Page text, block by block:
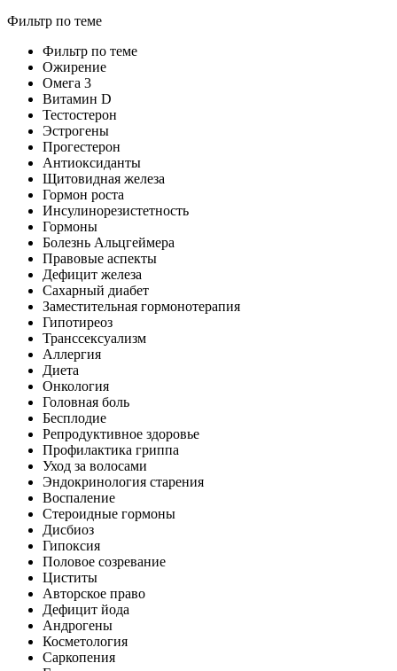
Фильтр по теме
Фильтр по теме
Ожирение
Омега 3
Витамин D
Тестостерон
Эстрогены
Прогестерон
Антиоксиданты
Щитовидная железа
Гормон роста
Инсулинорезистетность
Гормоны
Болезнь Альцгеймера
Правовые аспекты
Дефицит железа
Сахарный диабет
Заместительная гормонотерапия
Гипотиреоз
Транссексуализм
Аллергия
Диета
Онкология
Головная боль
Бесплодие
Репродуктивное здоровье
Профилактика гриппа
Уход за волосами
Эндокринология старения
Воспаление
Стероидные гормоны
Дисбиоз
Гипоксия
Половое созревание
Циститы
Авторское право
Дефицит йода
Андрогены
Косметология
Саркопения